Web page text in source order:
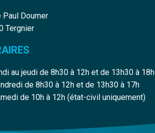
Paul Doumer
Tergnier
au jeudi de 8h30 à 12h et de 13h30 à 18h
de 8h30 à 12h et de 13h30 à 17h
de 10h à 12h (état-civil uniquement)